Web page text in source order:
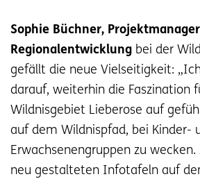
Sophie Büchner,
Regionalentwicklung bei der
gefällt die neue Vielseitigkeit:
darauf, weiterhin die Faszination
Wildnisgebiet Lieberose auf
auf dem Wildnispfad, bei Kinder-
Erwachsenengruppen zu
neu gestalteten Infotafeln auf